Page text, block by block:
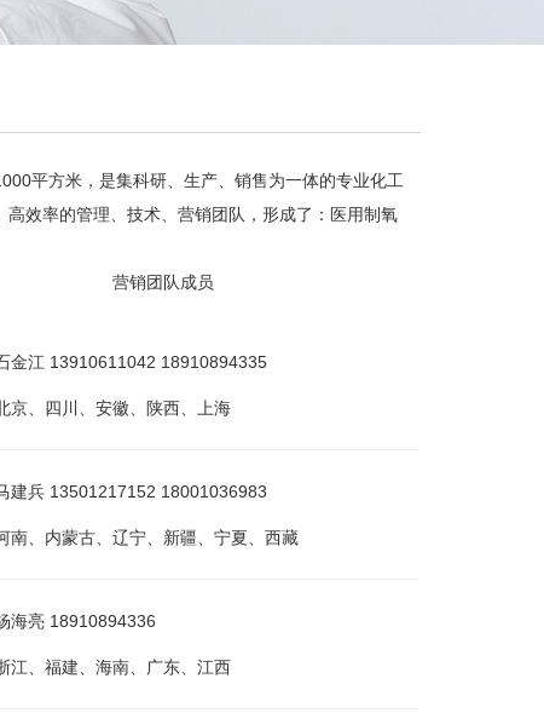
平方米，是集科研、生产、销售为一体的专业化工
效率的管理、技术、营销团队，形成了：医用制氧
营销团队成员
金江 13910611042 18910894335
京、四川、安徽、陕西、上海
建兵 13501217152 18001036983
南、内蒙古、辽宁、新疆、宁夏、西藏
海亮 18910894336
江、福建、海南、广东、江西